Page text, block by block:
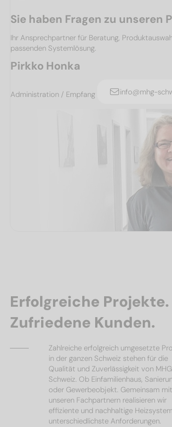
Sie haben Fragen zu unseren
Ihr Ansprechpartner für Beratung,
passenden Systemlösung.
Pirkko Honka
Administration / Empfang info@mhg-
Erfolgreiche Projekte.
Zufriedene Kunden.
Zahlreiche erfolgreich umgesetzte
in der ganzen Schweiz stehen für die
Qualität und Zuverlässigkeit von MHG
Schweiz. Ob Einfamilienhaus,
oder Gewerbeobjekt. Gemeinsam mit
unseren Fachpartnern realisieren wir
effiziente und nachhaltige
unterschiedlichste Anforderungen.